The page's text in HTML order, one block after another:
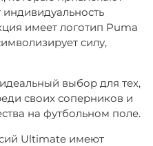
имеет логотип Puma
силу,
выбор для тех,
своих соперников и
на футбольном поле.
Ultimate имеют